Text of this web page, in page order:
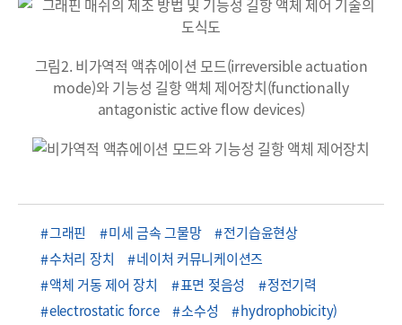
그림2. 비가역적 액츄에이션 모드(irreversible actuation
mode)와 기능성 길항 액체 제어장치(functionally
antagonistic active flow devices)
그래핀 미세 금속 그물망
전기습윤현상
수처리 장치
네이처 커뮤니케이션즈
액체 거동 제어 장치
표면 젖음성
정전기력
electrostatic force
소수성
hydrophobicity)